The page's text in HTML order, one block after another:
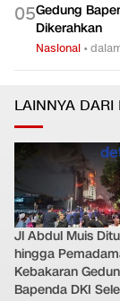
05Gedung
Dikerahkan
Nasional •
LAINNYA DARI
Jl Abdul Muis
hingga
Kebakaran
Bapenda DKI